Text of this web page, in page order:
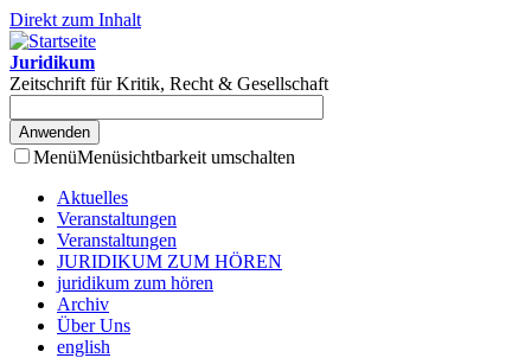
Direkt zum Inhalt
Juridikum
Zeitschrift für Kritik, Recht & Gesellschaft
MenüMenüsichtbarkeit umschalten
Aktuelles
Veranstaltungen
Veranstaltungen
JURIDIKUM ZUM HÖREN
juridikum zum hören
Archiv
Über Uns
english